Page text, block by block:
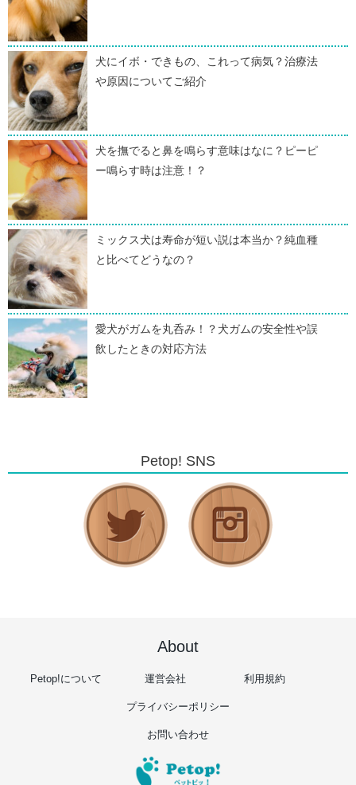
犬にイボ・できもの、これって病気？治療法
や原因についてご紹介
犬を撫でると鼻を鳴らす意味はなに？ピーピ
ー鳴らす時は注意！？
ミックス犬は寿命が短い説は本当か？純血種
と比べてどうなの？
愛犬がガムを丸呑み！？犬ガムの安全性や誤
飲したときの対応方法
Petop! SNS
About
Petop!について 運営会社 利用規約
プライバシーポリシー
お問い合わせ